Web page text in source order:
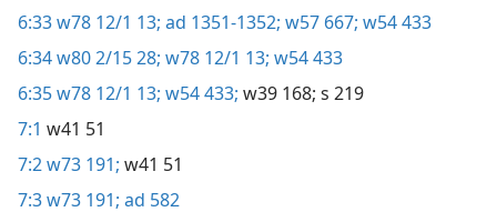
6:33w78 12/1 13; ad 1351-1352; w57 667; w54 433
6:34w80 2/15 28; w78 12/1 13; w54 433
6:35w78 12/1 13; w54 433; w39 168; s 219
7:1 w41 51
7:2w73 191; w41 51
7:3w73 191; ad 582